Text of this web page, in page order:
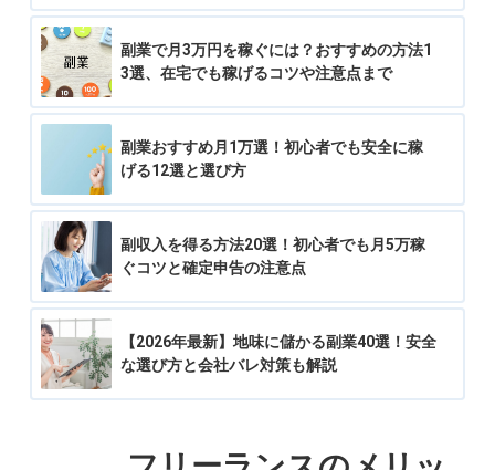
副業で月3万円を稼ぐには？おすすめの方法1
3選、在宅でも稼げるコツや注意点まで
副業おすすめ月1万選！初心者でも安全に稼
げる12選と選び方
副収入を得る方法20選！初心者でも月5万稼
ぐコツと確定申告の注意点
【2026年最新】地味に儲かる副業40選！安全
な選び方と会社バレ対策も解説